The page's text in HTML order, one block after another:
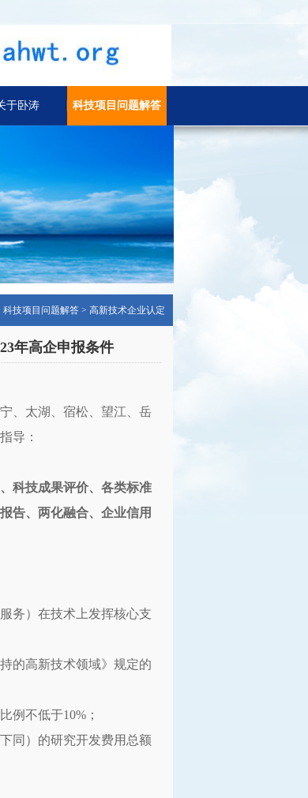
于卧涛 科技项目问题解答
科技项目问题解答 > 高新技术企业认定
年高企申报条件
、太湖、宿松、望江、岳
导：
科技成果评价、各类标准
告、两化融合、企业信用
务）在技术上发挥核心支
的高新技术领域》规定的
例不低于10%；
同）的研究开发费用总额